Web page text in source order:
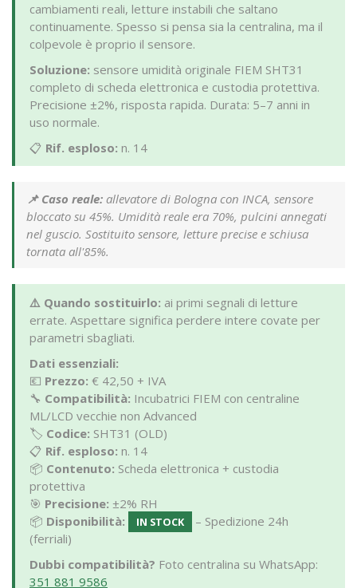
cambiamenti reali, letture instabili che saltano
continuamente. Spesso si pensa sia la centralina, ma il
colpevole è proprio il sensore.
Soluzione: sensore umidità originale FIEM SHT31
completo di scheda elettronica e custodia protettiva.
Precisione ±2%, risposta rapida. Durata: 5–7 anni in
uso normale.
📋 Rif. esploso: n. 14
📌 Caso reale: allevatore di Bologna con INCA, sensore
bloccato su 45%. Umidità reale era 70%, pulcini annegati
nel guscio. Sostituito sensore, letture precise e schiusa
tornata all'85%.
⚠️ Quando sostituirlo: ai primi segnali di letture
errate. Aspettare significa perdere intere covate per
parametri sbagliati.
Dati essenziali:
💶 Prezzo: € 42,50 + IVA
🔧 Compatibilità: Incubatrici FIEM con centraline
ML/LCD vecchie non Advanced
🏷️ Codice: SHT31 (OLD)
📋 Rif. esploso: n. 14
📦 Contenuto: Scheda elettronica + custodia
protettiva
🎯 Precisione: ±2% RH
📦 Disponibilità: IN STOCK
– Spedizione 24h
(ferriali)
Dubbi compatibilità? Foto centralina su WhatsApp:
351 881 9586